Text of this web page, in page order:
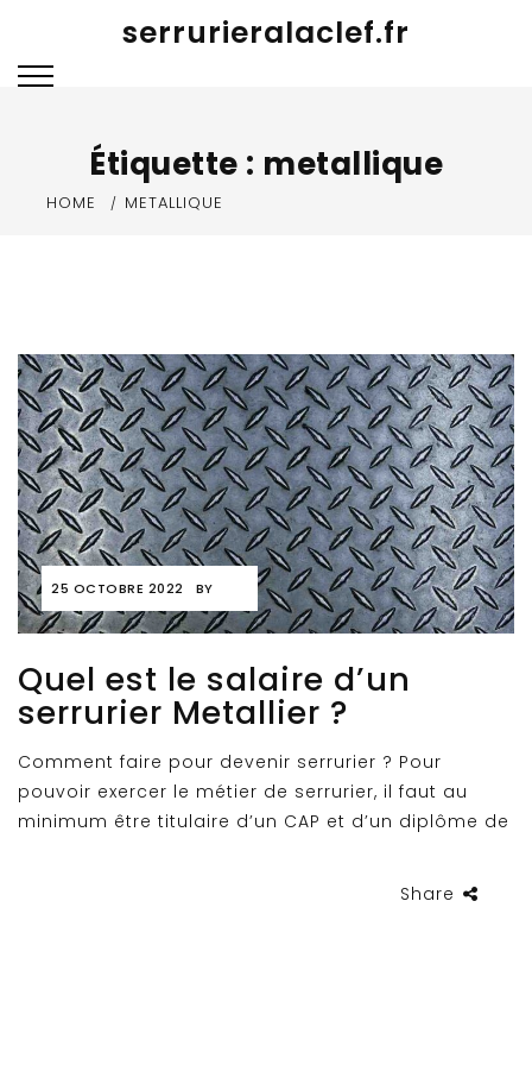
content
serrurieralaclef.fr
Étiquette : metallique
HOME METALLIQUE
25 OCTOBRE 2022 BY
Quel est le salaire d’un
serrurier Metallier ?
Comment faire pour devenir serrurier ? Pour
pouvoir exercer le métier de serrurier, il faut au
minimum être titulaire d’un CAP et d’un diplôme de
Share